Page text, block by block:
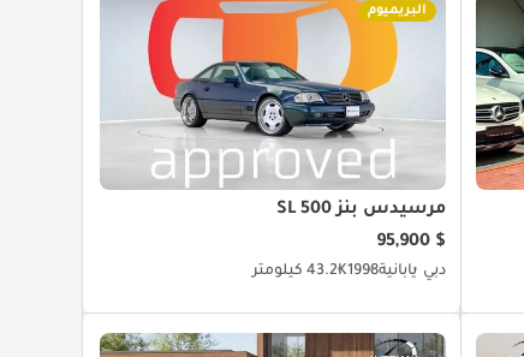
البريميوم
مرسيدس بنز SL 500
$ 95,900
دبي يابانية199843.2K كيلومتر